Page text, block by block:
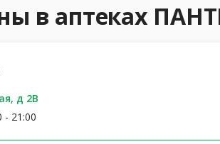
в аптеках
д 2В
- 21:00